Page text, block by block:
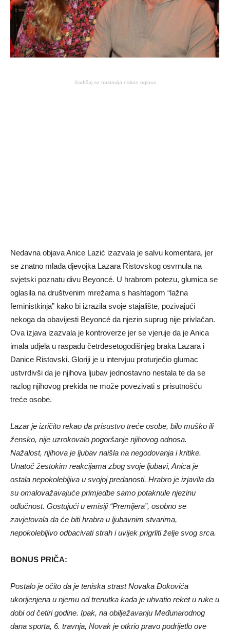
Sadržaj se nastavlja nakon oglasa
Nedavna objava Anice Lazić izazvala je salvu komentara, jer
se znatno mlađa djevojka Lazara Ristovskog osvrnula na
svjetski poznatu divu Beyoncé. U hrabrom potezu, glumica se
oglasila na društvenim mrežama s hashtagom “lažna
feministkinja” kako bi izrazila svoje stajalište, pozivajući
nekoga da obavijesti Beyoncé da njezin suprug nije privlačan.
Ova izjava izazvala je kontroverze jer se vjeruje da je Anica
imala udjela u raspadu četrdesetogodišnjeg braka Lazara i
Danice Ristovski. Gloriji je u intervjuu proturječio glumac
ustvrdivši da je njihova ljubav jednostavno nestala te da se
razlog njihovog prekida ne može povezivati ​​s prisutnošću
treće osobe.
Lazar je izričito rekao da prisustvo treće osobe, bilo muško ili
žensko, nije uzrokovalo pogoršanje njihovog odnosa.
Nažalost, njihova je ljubav naišla na negodovanja i kritike.
Unatoč žestokim reakcijama zbog svoje ljubavi, Anica je
ostala nepokolebljiva u svojoj predanosti. Hrabro je izjavila da
su omalovažavajuće primjedbe samo potaknule njezinu
odlučnost. Gostujući u emisiji “Premijera”, osobno se
zavjetovala da će biti hrabra u ljubavnim stvarima,
nepokolebljivo odbacivati ​​strah i uvijek prigrliti želje svog srca.
BONUS PRIČA:
Postalo je očito da je teniska strast Novaka Đokovića
ukorijenjena u njemu od trenutka kada je uhvatio reket u ruke u
dobi od četiri godine. Ipak, na obilježavanju Međunarodnog
dana sporta, 6. travnja, Novak je otkrio pravo podrijetlo ove